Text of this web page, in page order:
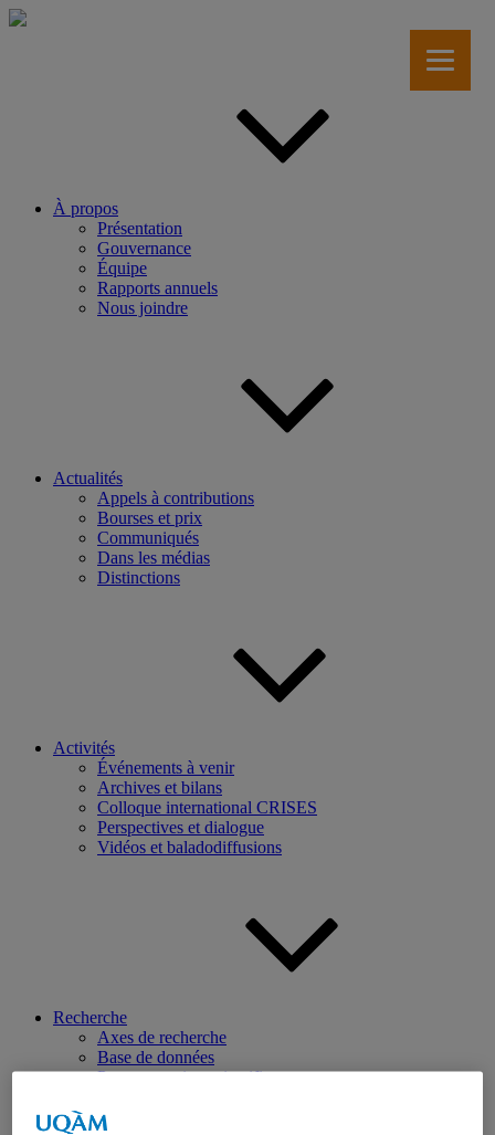
Aller
À propos
Présentation
Gouvernance
Équipe
Rapports annuels
Nous joindre
Actualités
Appels à contributions
Bourses et prix
Communiqués
Dans les médias
Distinctions
Activités
Événements à venir
Archives et bilans
Colloque international CRISES
Perspectives et dialogue
Vidéos et baladodiffusions
Recherche
Axes de recherche
Base de données
Programmation scientifique
Chercheurs-euses